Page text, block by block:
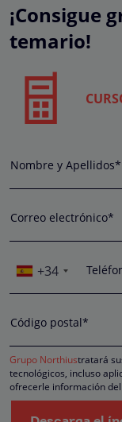
¡Consigue
temario!
Nombre y Apellidos*
Correo electrónico*
+34
Código postal*
Grupo Northiustratará
tecnológicos, incluso
ofrecerle información
directamente
tramitar la contratación